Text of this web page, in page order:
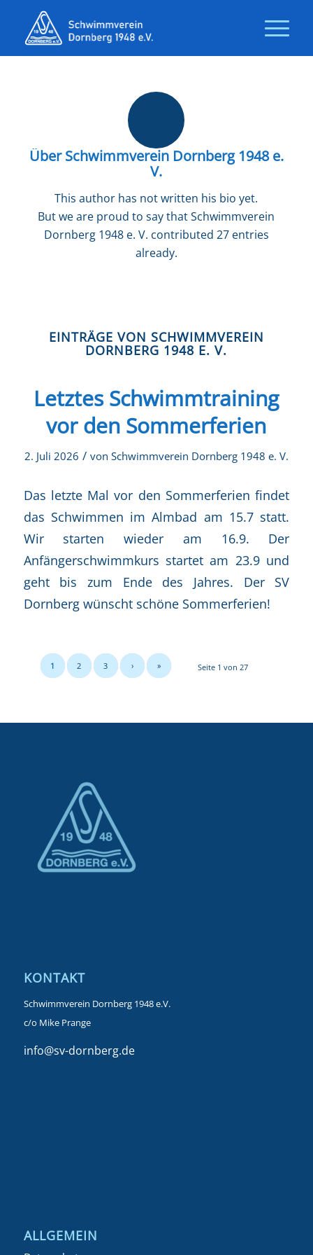
ÜberSchwimmverein Dornberg 1948 e.
V.
This author has not written his bio yet.
But we are proud to say thatSchwimmverein
Dornberg 1948 e. V. contributed 27 entries
already.
EINTRÄGE VON SCHWIMMVEREIN
DORNBERG 1948 E. V.
Letztes Schwimmtraining
vor den Sommerferien
2. Juli 2026 / von Schwimmverein Dornberg 1948 e. V.
Das letzte Mal vor den Sommerferien findet
das Schwimmen im Almbad am 15.7 statt.
Wir starten wieder am 16.9. Der
Anfängerschwimmkurs startet am 23.9 und
geht bis zum Ende des Jahres. Der SV
Dornberg wünscht schöne Sommerferien!
Seite 1 von 27
1 2 3 › »
KONTAKT
Schwimmverein Dornberg 1948 e.V.
c/o Mike Prange
info@sv-dornberg.de
ALLGEMEIN